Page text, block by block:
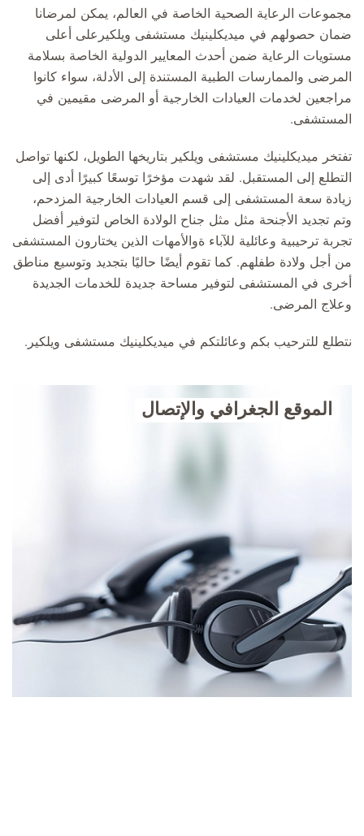
مجموعات الرعاية الصحية الخاصة في العالم، يمكن لمرضانا
ضمان حصولهم في ميديكلينيك مستشفى ويلكيرعلى أعلى
مستويات الرعاية ضمن أحدث المعايير الدولية الخاصة بسلامة
المرضى والممارسات الطبية المستندة إلى الأدلة، سواء كانوا
مراجعين لخدمات العيادات الخارجية أو المرضى مقيمين في
المستشفى.
تفتخر ميديكلينيك مستشفى ويلكير بتاريخها الطويل، لكنها تواصل
التطلع إلى المستقبل. لقد شهدت مؤخرًا توسعًا كبيرًا أدى إلى
زيادة سعة المستشفى إلى قسم العيادات الخارجية المزدحم،
وتم تجديد الأجنحة مثل مثل جناح الولادة الخاص لتوفير أفضل
تجربة ترحيبية وعائلية للآباء ةوالأمهات الذين يختارون المستشفى
من أجل ولادة طفلهم. كما تقوم أيضًا حاليًا بتجديد وتوسيع مناطق
أخرى في المستشفى لتوفير مساحة جديدة للخدمات الجديدة
وعلاج المرضى.
نتطلع للترحيب بكم وعائلتكم في ميديكلينيك مستشفى ويلكير.
الموقع الجغرافي والإتصال